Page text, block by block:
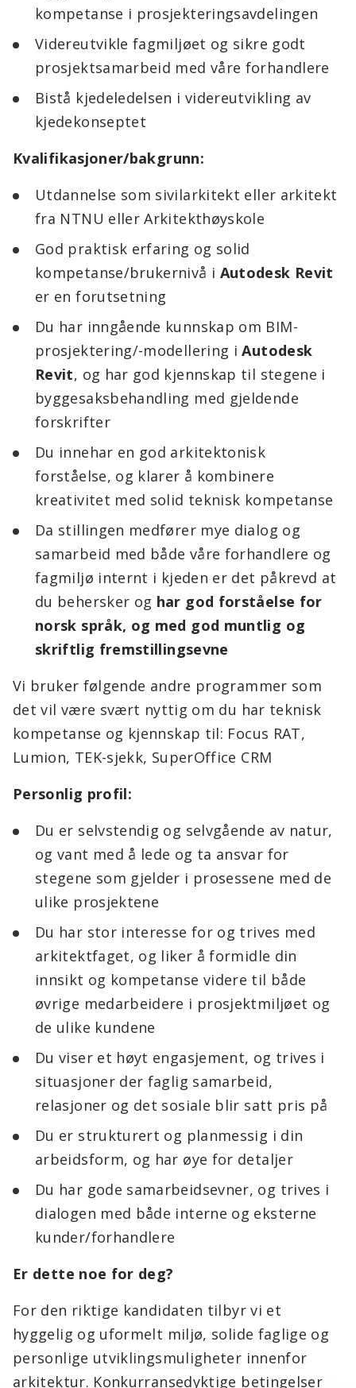
kompetanse i prosjekteringsavdelingen
Videreutvikle fagmiljøet og sikre godt
prosjektsamarbeid med våre forhandlere
Bistå kjedeledelsen i videreutvikling av
kjedekonseptet
Kvalifikasjoner/bakgrunn:
Utdannelse som sivilarkitekt eller arkitekt
fra NTNU eller Arkitekthøyskole
God praktisk erfaring og solid
kompetanse/brukernivå i Autodesk Revit
er en forutsetning
Du har inngående kunnskap om BIM-
prosjektering/-modellering iAutodesk
Revit, og har god kjennskap til stegene i
byggesaksbehandling med gjeldende
forskrifter
Du innehar en god arkitektonisk
forståelse, og klarer å kombinere
kreativitet med solid teknisk kompetanse
Da stillingen medfører mye dialog og
samarbeid med både våre forhandlere og
fagmiljø internt i kjeden er det påkrevd at
du behersker og har god forståelse for
norsk språk, og med god muntlig og
skriftlig fremstillingsevne
Vi bruker følgende andre programmer som
det vil være svært nyttig om du har teknisk
kompetanse og kjennskap til: Focus RAT,
Lumion, TEK-sjekk, SuperOffice CRM
Personlig profil:
Du er selvstendig og selvgående av natur,
og vant med å lede og ta ansvar for
stegene som gjelder i prosessene med de
ulike prosjektene
Du har stor interesse for og trives med
arkitektfaget, og liker å formidle din
innsikt og kompetanse videre til både
øvrige medarbeidere i prosjektmiljøet og
de ulike kundene
Du viser et høyt engasjement, og trives i
situasjoner der faglig samarbeid,
relasjoner og det sosiale blir satt pris på
Du er strukturert og planmessig i din
arbeidsform, og har øye for detaljer
Du har gode samarbeidsevner, og trives i
dialogen med både interne og eksterne
kunder/forhandlere
Er dette noe for deg?
For den riktige kandidaten tilbyr vi et
hyggelig og uformelt miljø, solide faglige og
personlige utviklingsmuligheter innenfor
arkitektur. Konkurransedyktige betingelser